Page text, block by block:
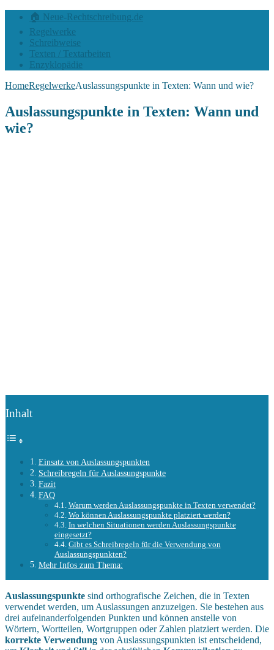
🏠 Neue-Rechtschreibung.de
Regelwerke
Schreibweise
Texten / Textarbeiten
Enzyklopädie
HomeRegelwerkeAuslassungspunkte in Texten: Wann und wie?
Auslassungspunkte in Texten: Wann und
wie?
Inhalt
Einsatz von Auslassungspunkten
Schreibregeln für Auslassungspunkte
Fazit
FAQ
Warum werden Auslassungspunkte in Texten verwendet?
Wo können Auslassungspunkte platziert werden?
In welchen Situationen werden Auslassungspunkte
eingesetzt?
Gibt es Schreibregeln für die Verwendung von
Auslassungspunkten?
Mehr Infos zum Thema:
Auslassungspunkte sind orthografische Zeichen, die in Texten
verwendet werden, um Auslassungen anzuzeigen. Sie bestehen aus
drei aufeinanderfolgenden Punkten und können anstelle von
Wörtern, Wortteilen, Wortgruppen oder Zahlen platziert werden. Die
korrekte Verwendung von Auslassungspunkten ist entscheidend,